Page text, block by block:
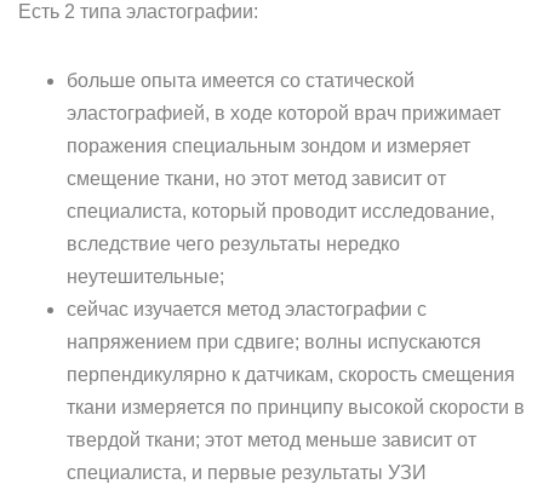
Есть 2 типа эластографии:
больше опыта имеется со статической
эластографией, в ходе которой врач прижимает
поражения специальным зондом и измеряет
смещение ткани, но этот метод зависит от
специалиста, который проводит исследование,
вследствие чего результаты нередко
неутешительные;
сейчас изучается метод эластографии с
напряжением при сдвиге; волны испускаются
перпендикулярно к датчикам, скорость смещения
ткани измеряется по принципу высокой скорости в
твердой ткани; этот метод меньше зависит от
специалиста, и первые результаты УЗИ